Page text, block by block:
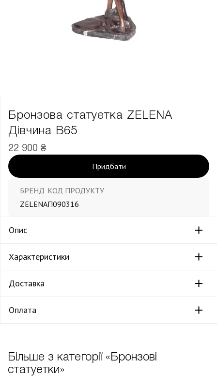
Бронзова статуетка ZELENA
Дівчина В65
22 900 ₴
Придбати
БРЕНД
ZELENA
КОД ПРОДУКТУ
П090316
Опис
Характеристики
Доставка
Оплата
Більше з категорії «Бронзові
статуетки»